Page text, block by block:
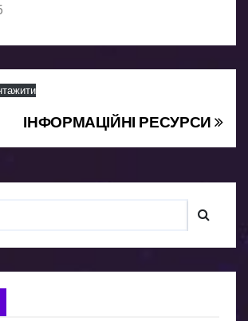
ІНФОРМАЦІЙНІ РЕСУРСИ